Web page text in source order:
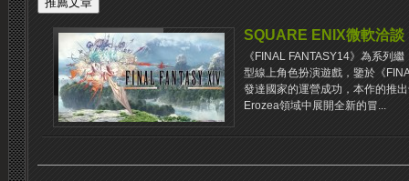
SQUARE ENIX微軟洽
《FINAL FANTASY14》為系列
型線上角色扮演遊戲，鑒於《
發達國家的運營成功，本作的推
Erozea領域中展開全新的冒...